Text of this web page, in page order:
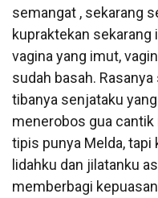
semangat , sekarang
kupraktekan sekarang
vagina yang imut,
sudah basah.
tibanya senjataku
menerobos gua
tipis punya Melda, tapi
lidahku dan jilatanku
memberbagi